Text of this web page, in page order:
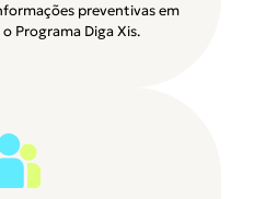
preventivas em
Programa Diga Xis.